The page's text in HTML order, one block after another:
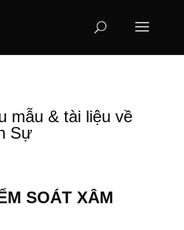
mẫu & tài liệu về
Sự
SOÁT XÂM